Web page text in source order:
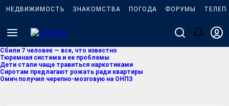
НЕДВИЖИМОСТЬ ЗНАКОМСТВА ПОГОДА ФОРУМЫ
Сбили 7 человек — все, что известно
Тюремная система и ее проблемы
Дети стали чаще травиться наркотиками
Сиротам предлагают рожать ради квартиры
Омич получил черепно-мозговую на ОНПЗ